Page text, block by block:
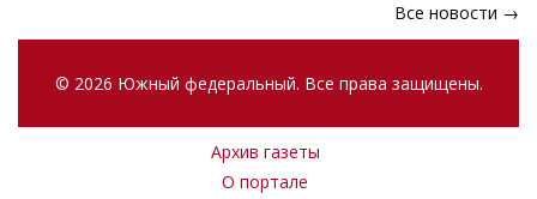
Все новости →
© 2026 Южный федеральный. Все права защищены.
Архив газеты
О портале